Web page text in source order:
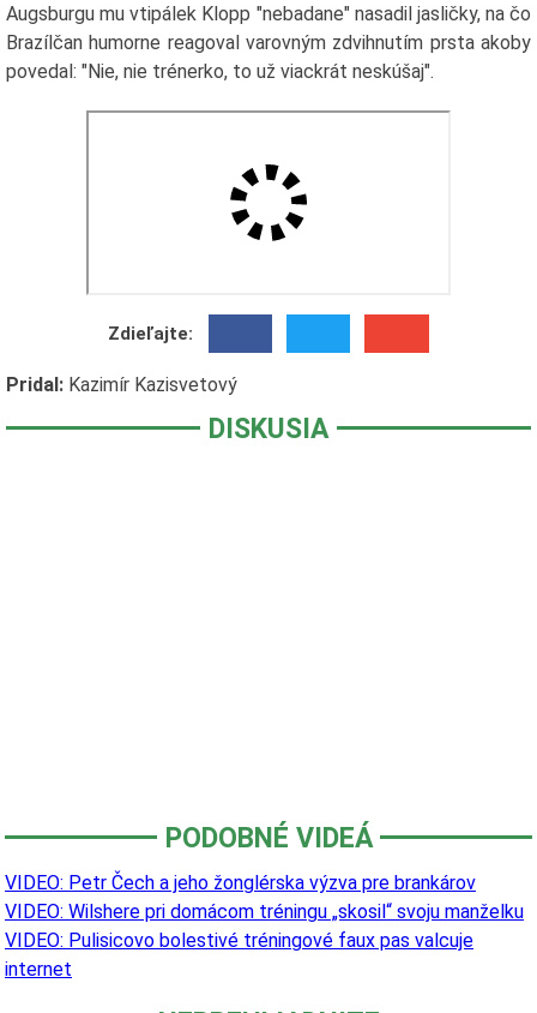
Augsburgu mu vtipálek Klopp "nebadane" nasadil jasličky, na čo
Brazílčan humorne reagoval varovným zdvihnutím prsta akoby
povedal: "Nie, nie trénerko, to už viackrát neskúšaj".
Zdieľajte:
Pridal: Kazimír Kazisvetový
DISKUSIA
PODOBNÉ VIDEÁ
VIDEO: Petr Čech a jeho žonglérska výzva pre brankárov
VIDEO: Wilshere pri domácom tréningu „skosil“ svoju manželku
VIDEO: Pulisicovo bolestivé tréningové faux pas valcuje
internet